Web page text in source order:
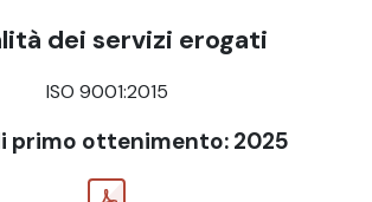
dei servizi erogati
ISO 9001:2015
primo ottenimento: 2025